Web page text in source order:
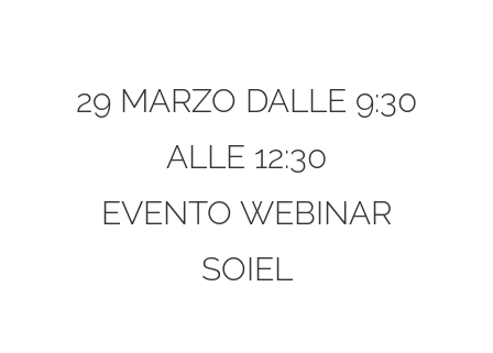
29 MARZO DALLE 9:30
ALLE 12:30
EVENTO WEBINAR
SOIEL